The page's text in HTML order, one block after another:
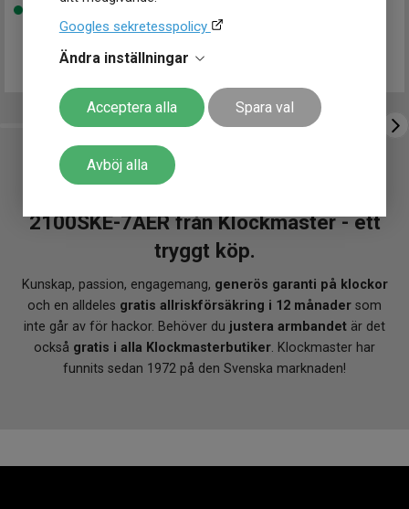
Googles sekretesspolicy
Ändra inställningar
Acceptera alla Spara val
Avböj alla
Egenskaper
Vattentät
Ja
Glas material
Mineral
Datum
Dag
Larm
Ja
Lampa
Klockmaster Nyköping
Klockmaster Nässjö
Klockmaster Stockholm, Kista
Klockmaster Sundsvall
Klockmaster Trollhättan
Klockmaster Ulricehamn
Klockmaster Örebro
Klockmaster Östersund
Finns i lager
2100SKE-7AER från Klockmaster - ett
tryggt köp.
Kunskap, passion, engagemang, generös garanti på klockor
och en alldeles gratis allriskförsäkring i 12 månader som
inte går av för hackor. Behöver du justera armbandet är det
också gratis i alla Klockmasterbutiker. Klockmaster har
funnits sedan 1972 på den Svenska marknaden!